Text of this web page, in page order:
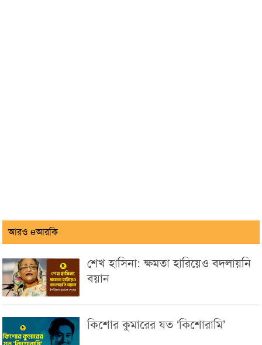
আরও eআরকি
শেখ হাসিনা: ক্ষমতা হারিয়েও বদলায়নি
বয়ান
কিশোর কুমারের যত ‘কিশোরামি’